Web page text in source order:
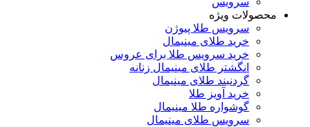
محصولات ویژه
سرویس طلا پیوژن
خرید طلای مینیمال
خرید سرویس طلا برای عروس
انگشتر طلای مینیمال زنانه
گردنبند طلای مینیمال
خرید آویز طلا
گوشواره طلا مینیمال
سرویس طلای مینیمال